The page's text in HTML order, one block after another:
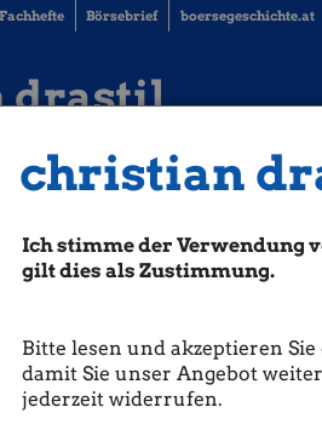
christian
Ich stimme der Verwendung
gilt dies als Zustimmung.
Bitte lesen und akzeptieren Sie
damit Sie unser Angebot
jederzeit widerrufen.
Fachhefte Börsebrief boersegeschichte.at
drastil